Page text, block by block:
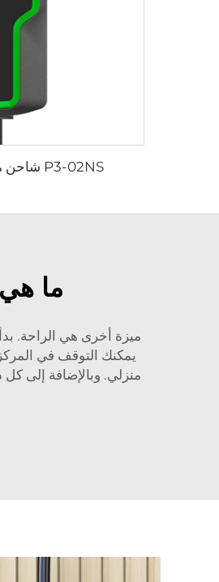
P3-02NS شاحن محمول لسيارات EV
ما هي
يمكنك التوقف في
منزلي. وبالإضافة